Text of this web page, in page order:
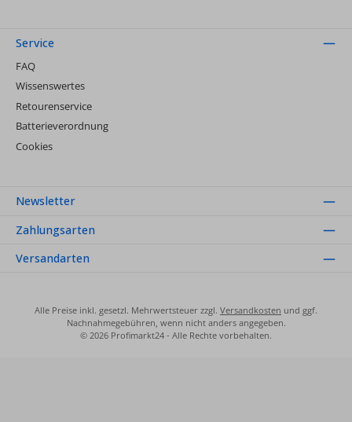
Service
FAQ
Wissenswertes
Retourenservice
Batterieverordnung
Cookies
Newsletter
Zahlungsarten
Versandarten
Alle Preise inkl. gesetzl. Mehrwertsteuer zzgl. Versandkosten und ggf.
Nachnahmegebühren, wenn nicht anders angegeben.
© 2026 Profimarkt24 - Alle Rechte vorbehalten.